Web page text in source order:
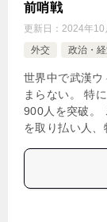
前哨戦
更新日： 2024年10
外交
政治・
世界中で武漢ウ
まらない。 特
900人を突破。
を取り払い人